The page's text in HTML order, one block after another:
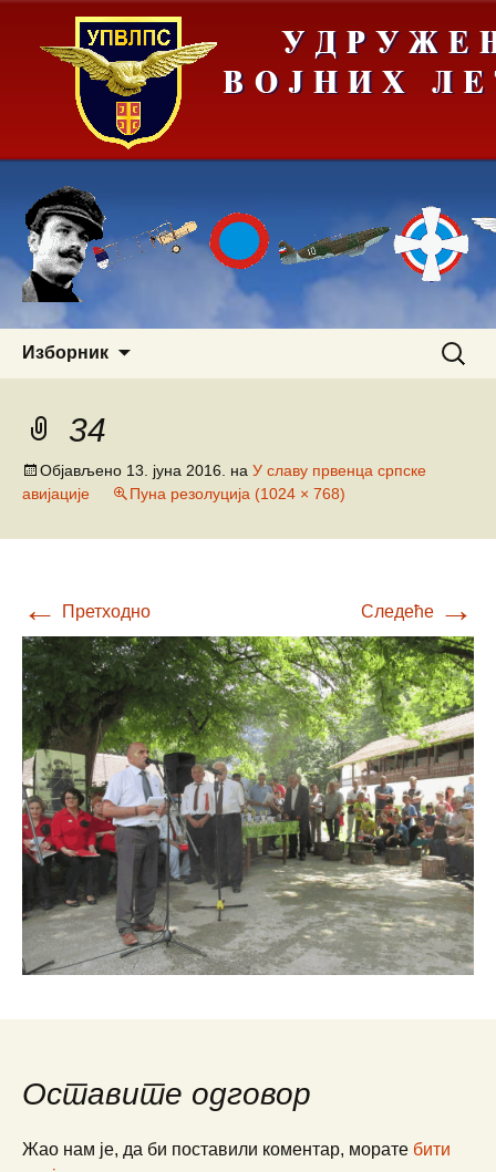
Изборник
34
Објављено 13. јуна 2016. на У славу првенца српске
авијације
Пуна резолуција (1024 × 768)
← Претходно Следеће →
Оставите одговор
Жао нам је, да би поставили коментар, морате бити